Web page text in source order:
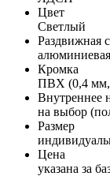
Цвет
Светлый
Раздвижная
Кромка
ПВХ (0,4
Внутреннее
на выбор
Размер
Цена
указана за